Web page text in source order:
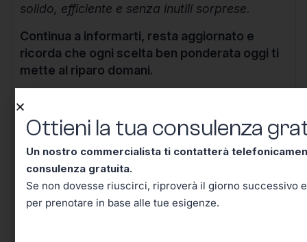
solido, efficiente e senza inutili sorprese.
Continua a informarti, resta aggiornato e
ricorda che ogni scelta ben ponderata oggi ti
mette al riparo domani.
Ottieni la tua consulenza
gratuita!
Ottieni la tua consulenza
Un nostro commercialista ti contatterà
consulenza gratuita.
Se non dovesse riuscirci, riproverà il giorno successivo
per prenotare in base alle tue esigenze.